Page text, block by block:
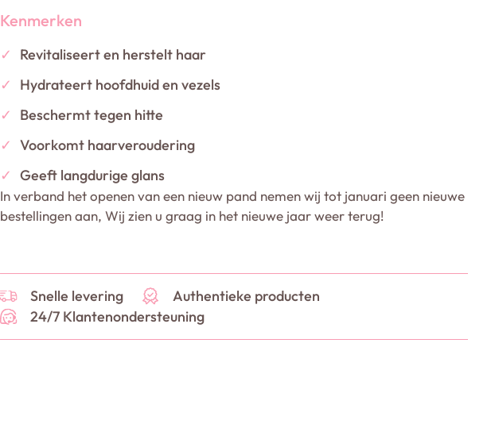
Kenmerken
✓
Revitaliseert en herstelt haar
✓
Hydrateert hoofdhuid en vezels
✓
Beschermt tegen hitte
✓ Voorkomt haarveroudering
✓ Geeft langdurige glans
In verband het openen van een nieuw pand nemen wij tot januari geen nieuwe
bestellingen aan, Wij zien u graag in het nieuwe jaar weer terug!
Snelle levering
Authentieke producten
24/7 Klantenondersteuning